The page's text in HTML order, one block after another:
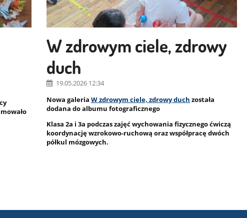
W zdrowym ciele, zdrowy
duch
19.05.2026 12:34
Nowa galeria W zdrowym ciele, zdrowy duch została
dodana do albumu fotograficznego
Klasa 2a i 3a podczas zajęć wychowania fizycznego ćwiczą
koordynację wzrokowo-ruchową oraz współpracę dwóch
półkul mózgowych.